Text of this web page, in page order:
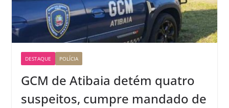
DESTAQUE POLÍCIA
GCM de Atibaia detém quatro
suspeitos, cumpre mandado de